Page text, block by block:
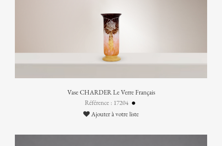
Vase CHARDER Le Verre Français
Référence : 17204
Ajouter à votre liste